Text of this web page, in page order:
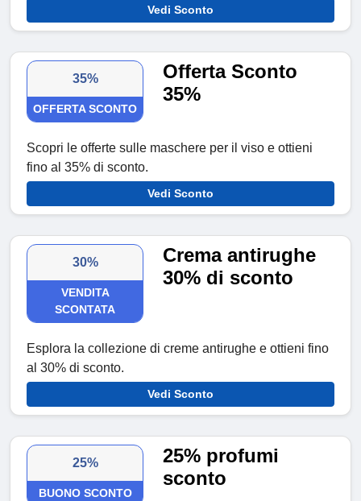
Vedi Sconto
35%
OFFERTA SCONTO
Offerta Sconto
35%
Scopri le offerte sulle maschere per il viso e ottieni
fino al 35% di sconto.
Vedi Sconto
30%
VENDITA
SCONTATA
Crema antirughe
30% di sconto
Esplora la collezione di creme antirughe e ottieni fino
al 30% di sconto.
Vedi Sconto
25%
BUONO SCONTO
25% profumi
sconto